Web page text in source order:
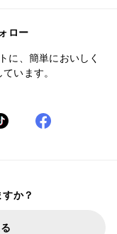
ロー
に、簡単においしく
います。
か？